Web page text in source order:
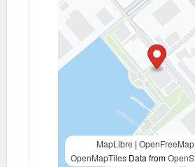
MapLibre | OpenFreeMap
OpenMapTiles Data from